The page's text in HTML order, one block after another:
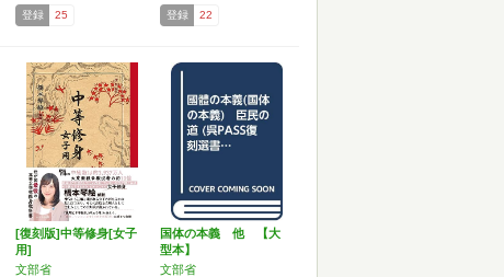
登録 25 登録 22
[復刻版]中等修身[女子
用]
文部省
国体の本義 他 【大
型本】
文部省